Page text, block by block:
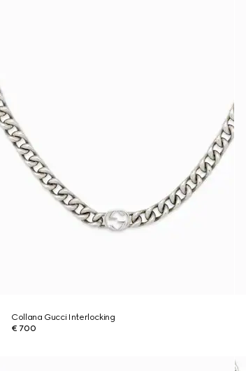
Collana Gucci Interlocking
€ 700